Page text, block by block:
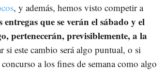
, y además, hemos visto competir a
entregas que se verán el sábado y el
pertenecerán, previsiblemente, a la
si este cambio será algo puntual, o si
a los fines de semana como algo